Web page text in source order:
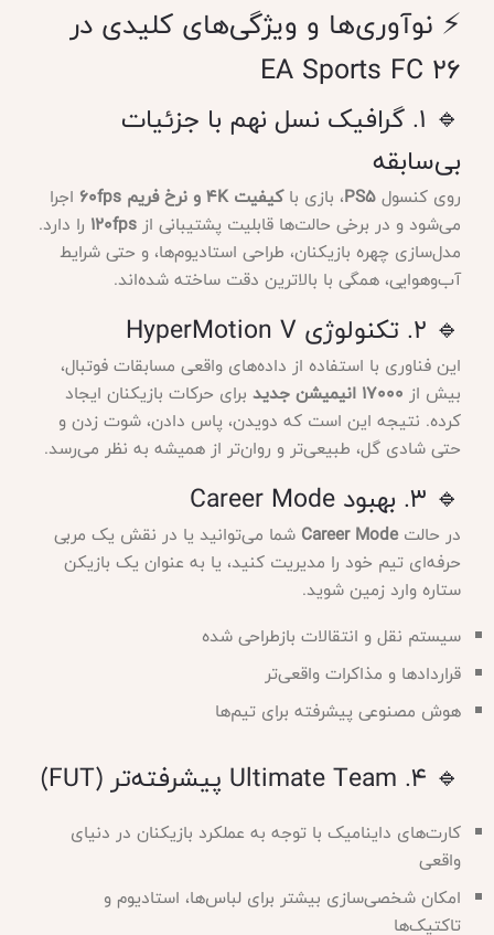
⚡ نوآوری‌ها و ویژگی‌های کلیدی در
EA Sports FC 26
🔹 ۱. گرافیک نسل نهم با جزئیات
بی‌سابقه
روی کنسولPS5، بازی باکیفیت 4K و نرخ فریم 60fps
اجرا
می‌شود و در برخی حالت‌ها قابلیت پشتیبانی از120fps را دارد.
مدل‌سازی چهره بازیکنان، طراحی استادیوم‌ها، و حتی شرایط
آب‌وهوایی، همگی با بالاترین دقت ساخته شده‌اند.
🔹 ۲. تکنولوژی HyperMotion V
این فناوری با استفاده از داده‌های واقعی مسابقات فوتبال،
بیش از ۱۷۰۰۰ انیمیشن جدید
برای حرکات بازیکنان ایجاد
کرده. نتیجه این است که دویدن، پاس دادن، شوت زدن و
حتی شادی گل، طبیعی‌تر و روان‌تر از همیشه به نظر می‌رسد.
🔹 ۳. بهبود Career Mode
در حالتCareer Mode شما می‌توانید یا در نقش یک مربی
حرفه‌ای تیم خود را مدیریت کنید، یا به عنوان یک بازیکن
ستاره وارد زمین شوید.
سیستم نقل و انتقالات بازطراحی شده
قراردادها و مذاکرات واقعی‌تر
هوش مصنوعی پیشرفته برای تیم‌ها
🔹 ۴. Ultimate Team پیشرفته‌تر (FUT)
کارت‌های داینامیک با توجه به عملکرد بازیکنان در دنیای
واقعی
امکان شخصی‌سازی بیشتر برای لباس‌ها، استادیوم و
تاکتیک‌ها